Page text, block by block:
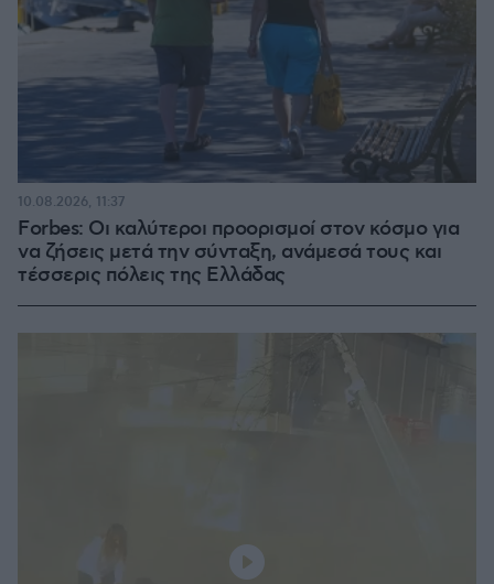
Forbes: Οι καλύτεροι προορισμοί στον κόσμο για
να ζήσεις μετά την σύνταξη, ανάμεσά τους και
τέσσερις πόλεις της Ελλάδας
10.08.2026, 11:37